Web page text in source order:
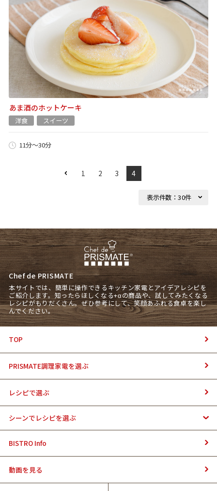
あま酒のホットケーキ
洋食 スイーツ
11分～30分
1 2 3 4
Chef de PRISMATE
本サイトでは、簡単に操作できるキッチン家電とアイデアレシピを
ご紹介します。知ったらほしくなる+αの商品や、試してみたくなる
レシピがもりだくさん。ぜひ参考にして、笑顔あふれる食卓を楽し
んでください。
TOP
PRISMATE調理家電を選ぶ
レシピで選ぶ
シーンでレシピを選ぶ
BISTRO Info
動画を見る